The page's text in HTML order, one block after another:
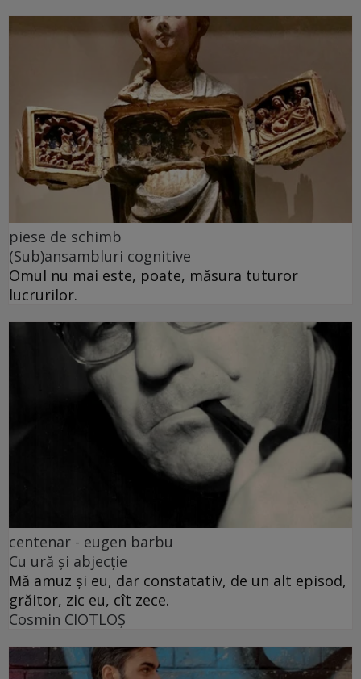
piese de schimb
(Sub)ansambluri cognitive
Omul nu mai este, poate, măsura tuturor
lucrurilor.
centenar - eugen barbu
Cu ură și abjecție
Mă amuz și eu, dar constatativ, de un alt episod,
grăitor, zic eu, cît zece.
Cosmin CIOTLOŞ